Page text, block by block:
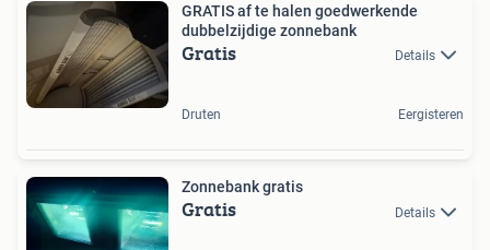
GRATIS af te halen goedwerkende
dubbelzijdige zonnebank
Gratis Details
Druten Eergisteren
Zonnebank gratis
Gratis Details